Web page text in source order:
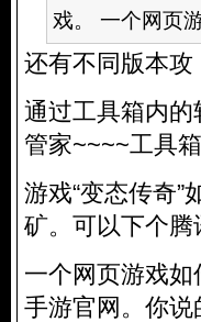
戏。 一个网页
还有不同版本攻
通过工具箱内
管家~~~~工具
游戏“变态传奇
矿。可以下个
一个网页游戏
手游官网。你